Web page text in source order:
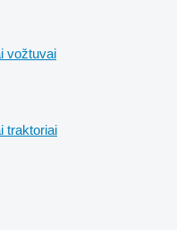
vožtuvai
traktoriai